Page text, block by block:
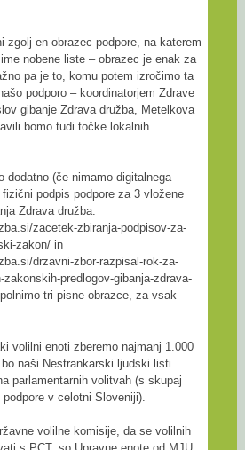
zgolj en obrazec podpore, na katerem
nobene liste – obrazec je enak za
pa je to, komu potem izročimo ta
podporo – koordinatorjem Zdrave
gibanje Zdrava družba, Metelkova
bomo tudi točke lokalnih
dodatno (če nimamo digitalnega
podpis podpore za 3 vložene
Zdrava družba:
zacetek-zbiranja-podpisov-za-
zakon/ in
drzavni-zbor-razpisal-rok-za-
zakonskih-predlogov-gibanja-zdrava-
tri pisne obrazce, za vsak
volilni enoti zberemo najmanj 1.000
naši Nestrankarski ljudski listi
parlamentarnih volitvah (s skupaj
v celotni Sloveniji).
volilne komisije, da se volilnih